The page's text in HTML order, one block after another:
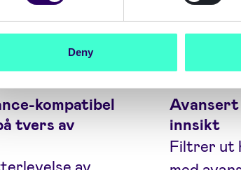
Deny
kompatibel
tvers av
av
innsikt
Filtrer ut